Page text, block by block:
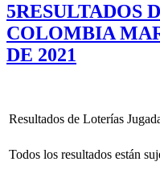
5RESULTADOS
COLOMBIA
DE 2021
Resultados de Loterías
Todos los resultados están